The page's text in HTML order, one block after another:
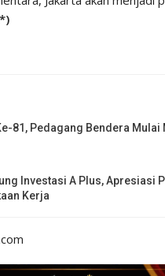
81, Pedagang Bendera Mulai
Investasi A Plus, Apresiasi
Kerja